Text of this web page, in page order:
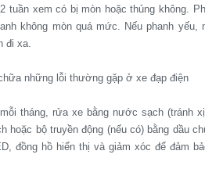
tuần xem có bị mòn hoặc thủng không.
không mòn quá mức. Nếu phanh yếu,
đi xa.
tháng, rửa xe bằng nước sạch (tránh
hoặc bộ truyền động (nếu có) bằng dầu
đồng hồ hiển thị và giảm xóc để đảm